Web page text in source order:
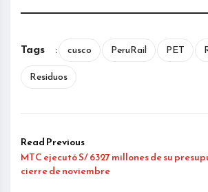
Tags : cusco PeruRail PET
Residuos
Read Previous
MTC ejecutó S/ 6327 millones de su
cierre de noviembre